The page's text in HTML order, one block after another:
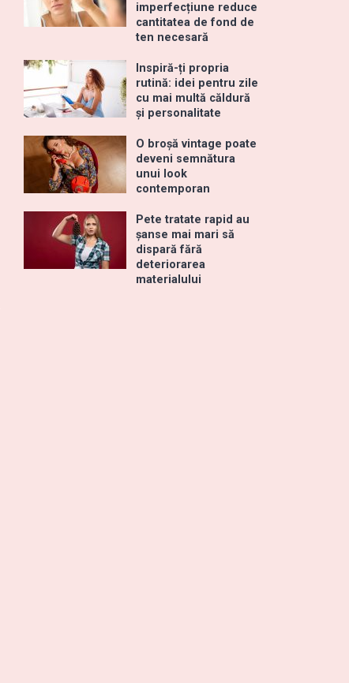
imperfecțiune reduce
cantitatea de fond de
ten necesară
Inspiră-ți propria
rutină: idei pentru zile
cu mai multă căldură
și personalitate
O broșă vintage poate
deveni semnătura
unui look
contemporan
Pete tratate rapid au
șanse mai mari să
dispară fără
deteriorarea
materialului